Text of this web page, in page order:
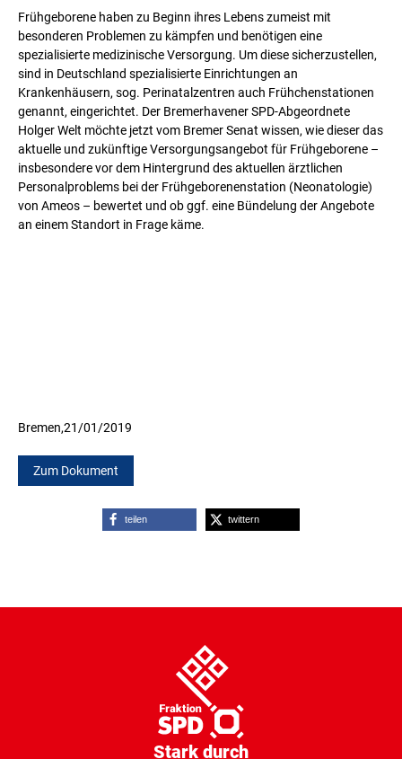
Frühgeborene haben zu Beginn ihres Lebens zumeist mit
besonderen Problemen zu kämpfen und benötigen eine
spezialisierte medizinische Versorgung. Um diese sicherzustellen,
sind in Deutschland spezialisierte Einrichtungen an
Krankenhäusern, sog. Perinatalzentren auch Frühchenstationen
genannt, eingerichtet. Der Bremerhavener SPD-Abgeordnete
Holger Welt möchte jetzt vom Bremer Senat wissen, wie dieser das
aktuelle und zukünftige Versorgungsangebot für Frühgeborene –
insbesondere vor dem Hintergrund des aktuellen ärztlichen
Personalproblems bei der Frühgeborenenstation (Neonatologie)
von Ameos – bewertet und ob ggf. eine Bündelung der Angebote
an einem Standort in Frage käme.
Bremen,21/01/2019
Zum Dokument
teilen twittern
Stark durch